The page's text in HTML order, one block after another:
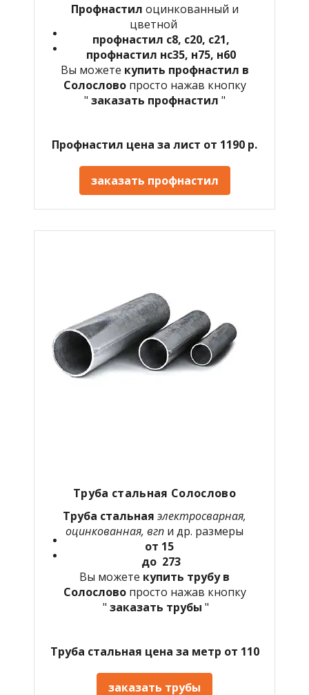
Профнастил оцинкованный и
цветной
профнастил с8, с20, с21,
профнастил нс35, н75, н60
Вы можете купить профнастил в
Солослово просто нажав кнопку
" заказать профнастил "
Профнастил цена за лист от 1190 р.
заказать профнастил
Труба стальная Солослово
Труба стальная электросварная,
оцинкованная, вгп и др. размеры
от 15
до 273
Вы можете купить трубу в
Солослово просто нажав кнопку
" заказать трубы "
Труба стальная цена за метр от 110
заказать трубы